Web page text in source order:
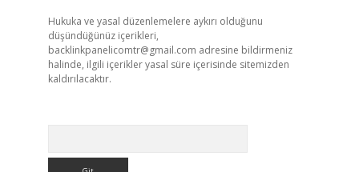
Hukuka ve yasal düzenlemelere aykırı olduğunu
düşündüğünüz içerikleri,
backlinkpanelicomtr@gmail.com adresine bildirmeniz
halinde, ilgili içerikler yasal süre içerisinde sitemizden
kaldırılacaktır.